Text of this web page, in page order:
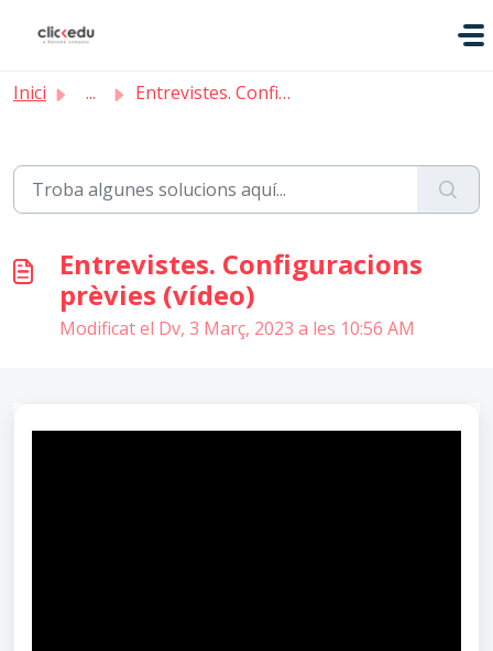
Inici ... Entrevistes. Configuracions prèvies (vídeo)
Entrevistes. Configuracions
prèvies (vídeo)
Modificat el Dv, 3 Març, 2023 a les 10:56 AM